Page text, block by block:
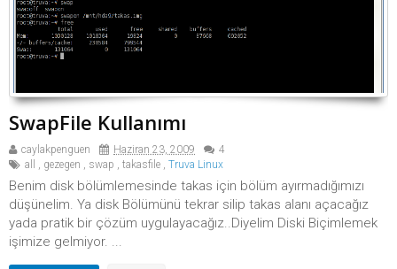
SwapFile Kullanımı
caylakpenguen Haziran 23, 2009
4
all
, gezegen , swap , takasfile , Truva Linux
Benim disk bölümlemesinde takas için bölüm ayırmadığımızı
düşünelim. Ya disk Bölümünü tekrar silip takas alanı açacağız
yada pratik bir çözüm uygulayacağız..Diyelim Diski Biçimlemek
işimize gelmiyor. ...